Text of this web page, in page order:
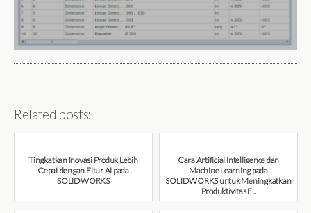
Related posts:
Tingkatkan Inovasi Produk Lebih
Cepat dengan Fitur AI pada
SOLIDWORKS
Cara Artificial Intelligence dan
Machine Learning pada
SOLIDWORKS untuk Meningkatkan
Produktivitas E...